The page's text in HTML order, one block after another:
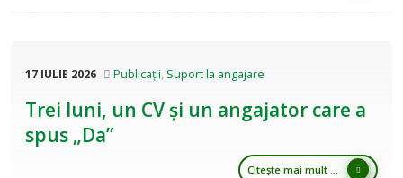
17 IULIE 2026 Publicații, Suport la angajare
Trei luni, un CV și un angajator care a
spus „Da”
Citește mai mult ...